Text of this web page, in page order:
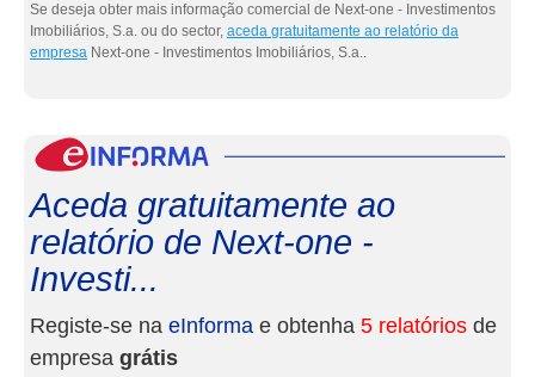
Se deseja obter mais informação comercial de Next-one - Investimentos
Imobiliários, S.a. ou do sector, aceda gratuitamente ao relatório da
empresa Next-one - Investimentos Imobiliários, S.a..
Aceda gratuitamente ao
relatório de Next-one -
Investi...
Registe-se na eInforma e obtenha 5 relatórios de
empresa grátis